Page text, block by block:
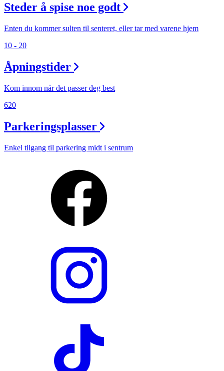
Steder å spise noe godt
Enten du kommer sulten til senteret, eller tar med varene hjem
10 - 20
Åpningstider
Kom innom når det passer deg best
620
Parkeringsplasser
Enkel tilgang til parkering midt i sentrum